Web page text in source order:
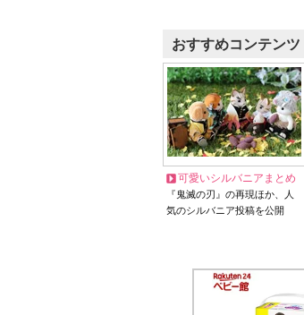
おすすめコンテンツ
可愛いシルバニアまとめ
『鬼滅の刃』の再現ほか、人
気のシルバニア投稿を公開